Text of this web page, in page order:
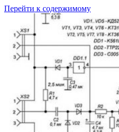
Перейти к содержимому